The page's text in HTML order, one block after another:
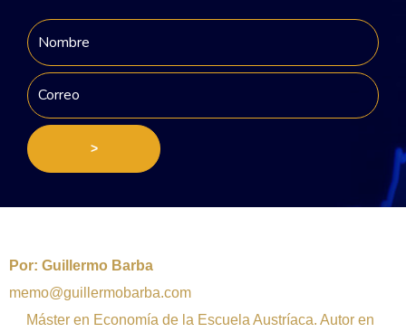
>
Por: Guillermo Barba
memo@guillermobarba.com
Máster en Economía de la Escuela Austríaca. Autor en